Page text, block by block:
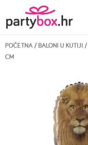
POČETNA/BALONI U KUTIJI/
CM